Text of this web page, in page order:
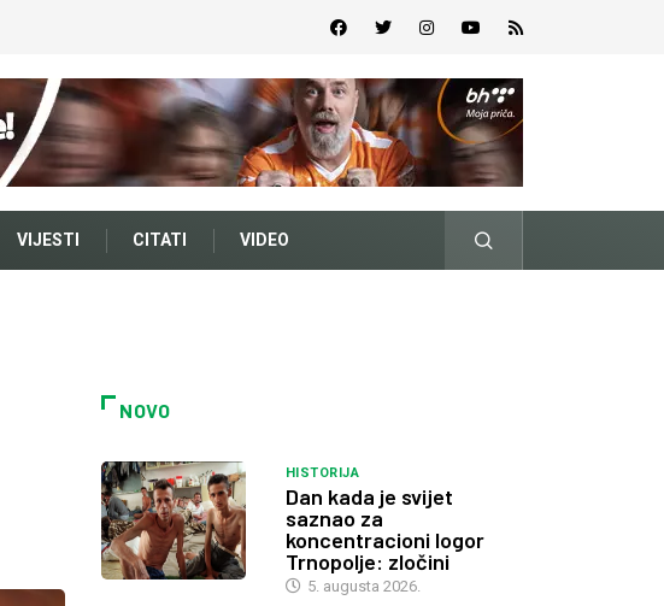
VIJESTI CITATI VIDEO
NOVO
HISTORIJA
Dan kada je svijet
saznao za
koncentracioni logor
Trnopolje: zločini
5. augusta 2026.